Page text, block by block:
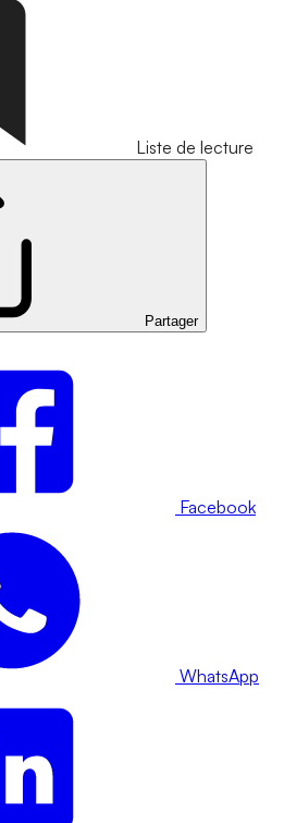
Liste de lecture
Partager
Facebook
WhatsApp